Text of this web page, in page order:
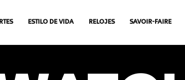
ESTILO DE VIDA RELOJES SAVOIR-FAIRE